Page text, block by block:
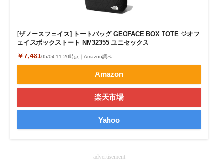
企業向けIT製品の総合サイト
製造業のIT導入・活用を支援
モノづくり技術者専門サイト
エレクトロニクス専門サイト
電子設計の基本と応用
エネルギーの専門メディア
[ザノースフェイス] トートバッグ GEOFACE BOX TOTE ジオフ
ェイスボックストート NM32355 ユニセックス
￥7,48105/04 11:20時点｜Amazon調べ
Amazon
楽天市場
Yahoo
advertisement